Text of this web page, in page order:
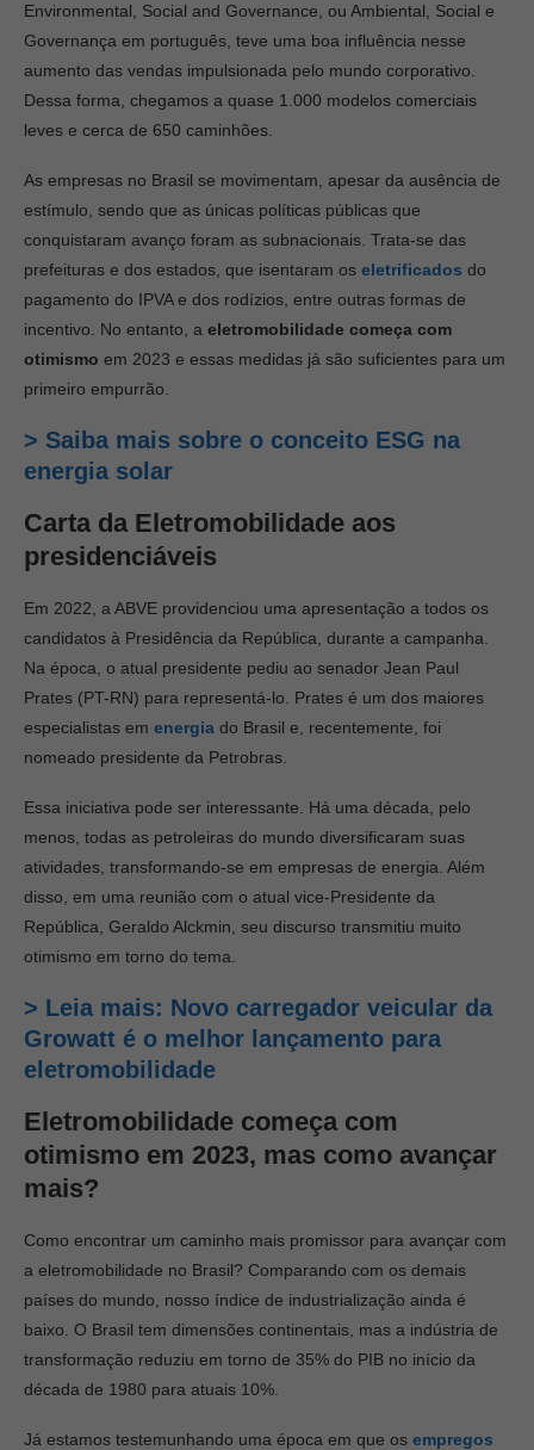
Environmental, Social and Governance, ou Ambiental, Social e
Governança em português, teve uma boa influência nesse
aumento das vendas impulsionada pelo mundo corporativo.
Dessa forma, chegamos a quase 1.000 modelos comerciais
leves e cerca de 650 caminhões.
As empresas no Brasil se movimentam, apesar da ausência de
estímulo, sendo que as únicas políticas públicas que
conquistaram avanço foram as subnacionais. Trata-se das
prefeituras e dos estados, que isentaram os eletrificados do
pagamento do IPVA e dos rodízios, entre outras formas de
incentivo. No entanto, a eletromobilidade começa com
otimismo em 2023 e essas medidas já são suficientes para um
primeiro empurrão.
> Saiba mais sobre o conceito ESG na
energia solar
Carta da Eletromobilidade aos
presidenciáveis
Em 2022, a ABVE providenciou uma apresentação a todos os
candidatos à Presidência da República, durante a campanha.
Na época, o atual presidente pediu ao senador Jean Paul
Prates (PT-RN) para representá-lo. Prates é um dos maiores
especialistas em energia do Brasil e, recentemente, foi
nomeado presidente da Petrobras.
Essa iniciativa pode ser interessante. Há uma década, pelo
menos, todas as petroleiras do mundo diversificaram suas
atividades, transformando-se em empresas de energia. Além
disso, em uma reunião com o atual vice-Presidente da
República, Geraldo Alckmin, seu discurso transmitiu muito
otimismo em torno do tema.
> Leia mais: Novo carregador veicular da
Growatt é o melhor lançamento para
eletromobilidade
Eletromobilidade começa com
otimismo em 2023, mas como avançar
mais?
Como encontrar um caminho mais promissor para avançar com
a eletromobilidade no Brasil? Comparando com os demais
países do mundo, nosso índice de industrialização ainda é
baixo. O Brasil tem dimensões continentais, mas a indústria de
transformação reduziu em torno de 35% do PIB no início da
década de 1980 para atuais 10%.
Já estamos testemunhando uma época em que os empregos